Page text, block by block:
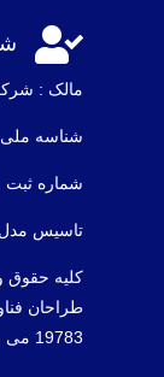

مالک :
شناسه ملی
شماره ثبت
تاسیس مدل
کلیه
طراحان
19783 می باشد .